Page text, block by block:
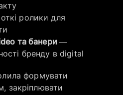
ролики для
та банери—
бренду в digital
формувати
закріплювати